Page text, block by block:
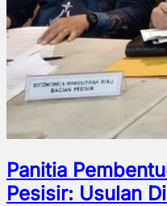
Panitia
Pesisir: Usulan